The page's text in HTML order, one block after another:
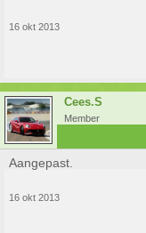
16 okt 2013
Cees.S
Member
Aangepast.
16 okt 2013